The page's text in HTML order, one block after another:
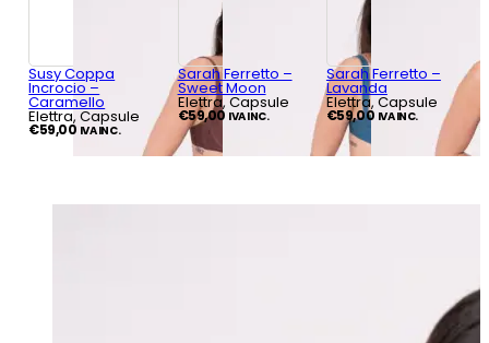
Susy Coppa
Incrocio –
Caramello
Elettra, Capsule
€59,00 IVA INC.
Sarah Ferretto –
Sweet Moon
Elettra, Capsule
€59,00 IVA INC.
Sarah Ferretto –
Lavanda
Elettra, Capsule
€59,00 IVA INC.